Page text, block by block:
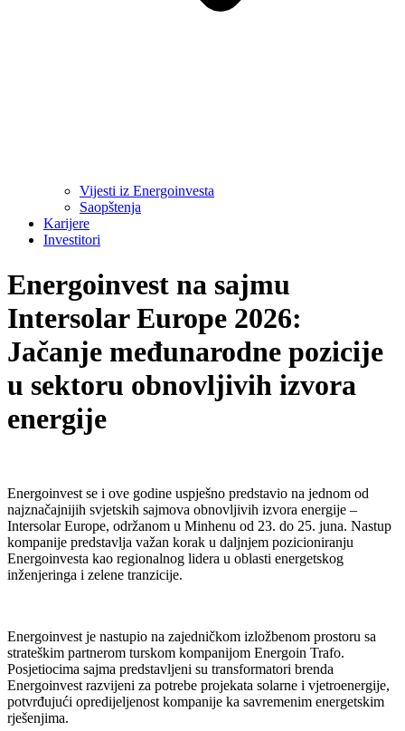
Vijesti iz Energoinvesta
Saopštenja
Karijere
Investitori
Energoinvest na sajmu
Intersolar Europe 2026:
Jačanje međunarodne pozicije
u sektoru obnovljivih izvora
energije
Energoinvest se i ove godine uspješno predstavio na jednom od
najznačajnijih svjetskih sajmova obnovljivih izvora energije –
Intersolar Europe, održanom u Minhenu od 23. do 25. juna. Nastup
kompanije predstavlja važan korak u daljnjem pozicioniranju
Energoinvesta kao regionalnog lidera u oblasti energetskog
inženjeringa i zelene tranzicije.
Energoinvest je nastupio na zajedničkom izložbenom prostoru sa
strateškim partnerom turskom kompanijom Energoin Trafo.
Posjetiocima sajma predstavljeni su transformatori brenda
Energoinvest razvijeni za potrebe projekata solarne i vjetroenergije,
potvrđujući opredijeljenost kompanije ka savremenim energetskim
rješenjima.